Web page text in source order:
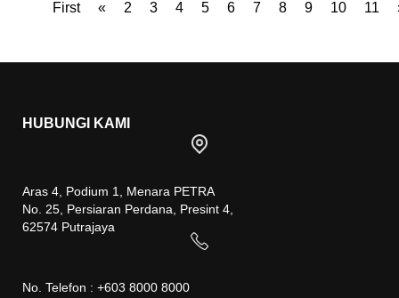
First « 2 3 4 5 6 7 8 9 10 11
HUBUNGI KAMI
Aras 4, Podium 1, Menara PETRA
No. 25, Persiaran Perdana, Presint 4,
62574 Putrajaya
No. Telefon : +603 8000 8000